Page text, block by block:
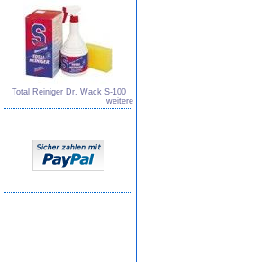
Total Reiniger Dr. Wack S-100
weitere